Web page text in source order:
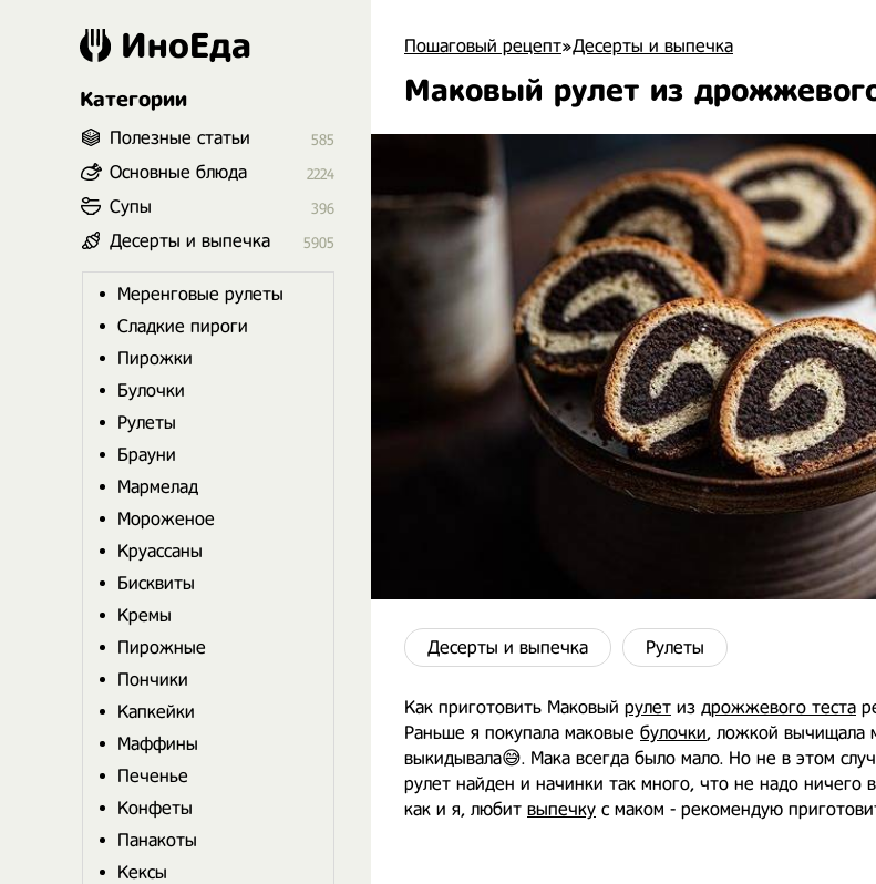
Пошаговый рецепт»Десерты и выпечка
Маковый рулет из
Десерты и выпечка Рулеты
Как приготовить Маковый рулет из дрожжевого теста
Раньше я покупала маковые булочки, ложкой вычищала
выкидывала😅. Мака всегда было мало. Но не в этом
рулет найден и начинки так много, что не надо ничего
как и я, любит выпечку с маком - рекомендую
ИноЕда
Категории
Полезные статьи 585
Основные блюда 2224
Супы 396
Десерты и выпечка 5905
Меренговые рулеты
Сладкие пироги
Пирожки
Булочки
Рулеты
Брауни
Мармелад
Мороженое
Круассаны
Бисквиты
Кремы
Пирожные
Пончики
Капкейки
Маффины
Печенье
Конфеты
Панакоты
Кексы